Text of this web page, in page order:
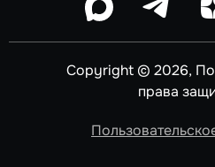
Copyright © 2026,
права